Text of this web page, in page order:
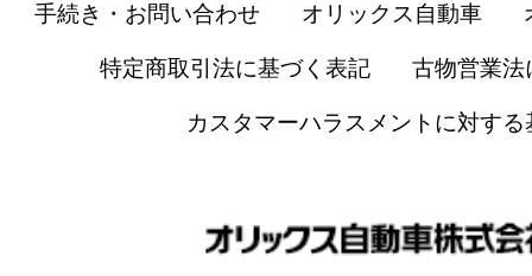
手続き・お問い合わせ オリックス自動車
特定商取引法に基づく表記 古物営業法
カスタマーハラスメントに対する